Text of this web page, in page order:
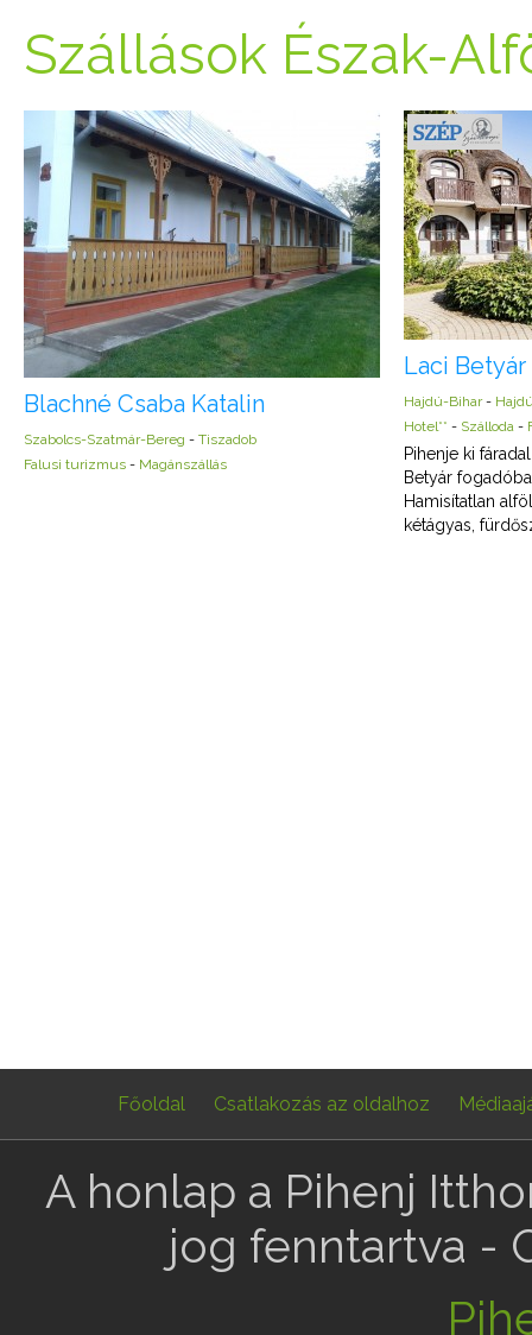
Szállások Észak-
Blachné Csaba Katalin
Szabolcs-Szatmár-Bereg - Tiszadob
Falusi turizmus - Magánszállás
Laci
Hajdú-Bihar-
Hotel** - Szálloda -
Pihenje ki
Betyár
Hamisítatlan
kétágyas,
Főoldal Csatlakozás az oldalhoz
A honlap a Pihenj
jog fenntartva -